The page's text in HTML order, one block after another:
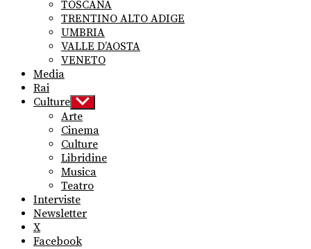
TOSCANA
TRENTINO ALTO ADIGE
UMBRIA
VALLE D’AOSTA
VENETO
Media
Rai
Culture Show
sub
menu
Arte
Cinema
Culture
Libridine
Musica
Teatro
Interviste
Newsletter
X
Facebook